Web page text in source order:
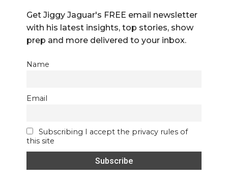
Get Jiggy Jaguar's FREE email newsletter
with his latest insights, top stories, show
prep and more delivered to your inbox.
Name
Email
Subscribing I accept the privacy rules of
this site